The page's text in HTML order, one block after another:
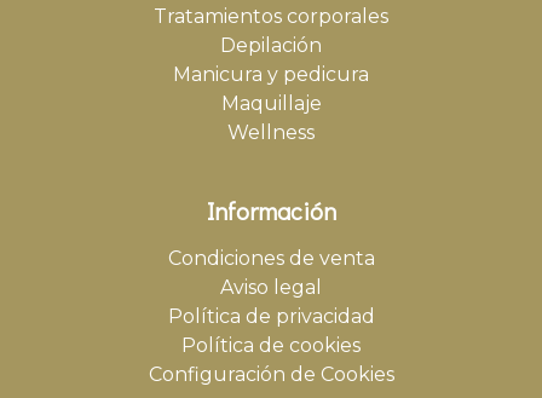
Tratamientos corporales
Depilación
Manicura y pedicura
Maquillaje
Wellness
Información
Condiciones de venta
Aviso legal
Política de privacidad
Política de cookies
Configuración de Cookies